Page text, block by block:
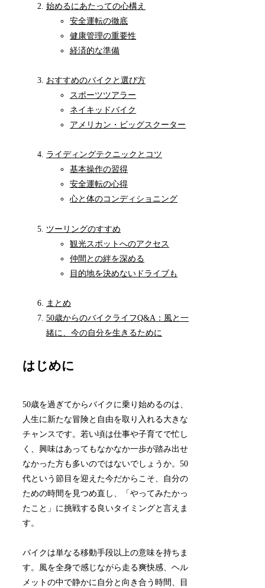
始めるにあたっての心構え
安全運転の徹底
健康管理の重要性
経済的な準備
おすすめのバイクと選び方
スポーツツアラー
ネイキッドバイク
アメリカン・ビッグスクーター
ライディングテクニックとコツ
基本操作の習得
安全運転の心得
心と体のコンディショニング
ツーリングのすすめ
観光スポットへのアクセス
仲間との絆を深める
目的地を決めないドライブも
まとめ
50歳からのバイクライフQ&A：風と一
緒に、今の自分を生きるために
はじめに
50歳を過ぎてからバイクに乗り始めるのは、
人生に新たな冒険と自由を取り入れる大きな
チャンスです。若い頃は仕事や子育てで忙し
く、興味はあってもなかなか一歩が踏み出せ
なかった方も多いのではないでしょうか。50
代という節目を迎えた今だからこそ、自分の
ための時間を見つめ直し、「やってみたかっ
たこと」に挑戦する良いタイミングと言えま
す。
バイクは単なる移動手段以上の意味を持ちま
す。風を全身で感じながら走る爽快感、ヘル
メットの中で静かに自分と向き合う時間、目